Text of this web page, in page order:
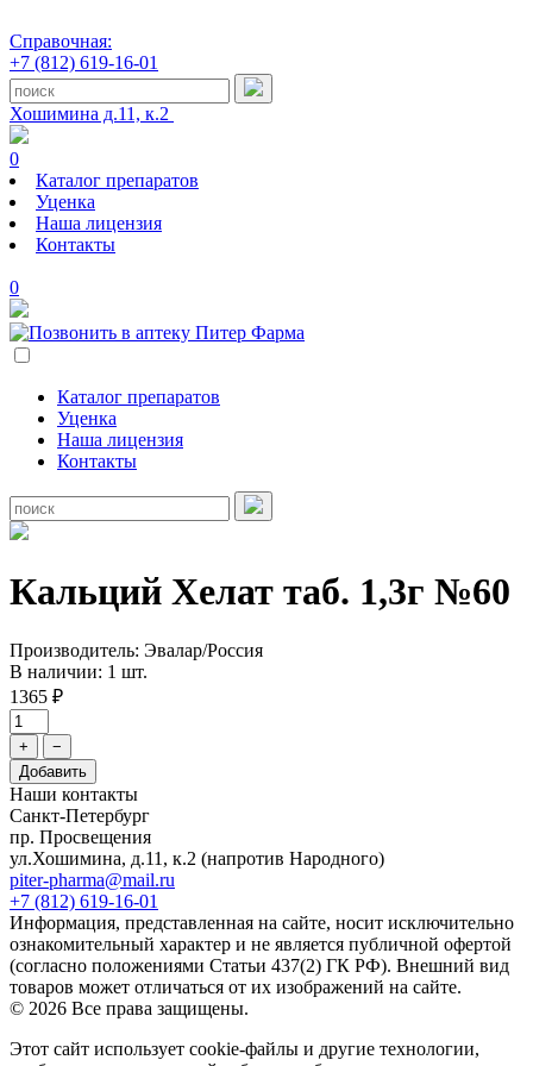
Справочная:
+7 (812) 619-16-01
Хошимина д.11, к.2
0
Каталог препаратов
Уценка
Наша лицензия
Контакты
0
Каталог препаратов
Уценка
Наша лицензия
Контакты
Кальций Хелат таб. 1,3г №60
Производитель: Эвалар/Россия
В наличии: 1 шт.
1365 ₽
+
−
Добавить
Наши контакты
Санкт-Петербург
пр. Просвещения
ул.Хошимина, д.11, к.2 (напротив Народного)
piter-pharma@mail.ru
+7 (812) 619-16-01
Информация, представленная на сайте, носит исключительно
ознакомительный характер и не является публичной офертой
(согласно положениями Статьи 437(2) ГК РФ). Внешний вид
товаров может отличаться от их изображений на сайте.
© 2026 Все права защищены.
Этот сайт использует cookie-файлы и другие технологии,